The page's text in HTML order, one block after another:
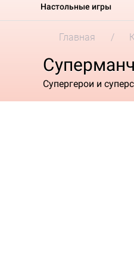
Настольные игры
Главная
Супергерои и